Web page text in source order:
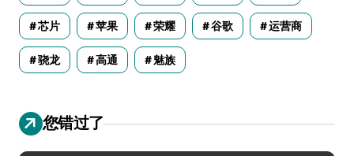
芯片 苹果 荣耀 谷歌 运营商
骁龙 高通 魅族
您错过了